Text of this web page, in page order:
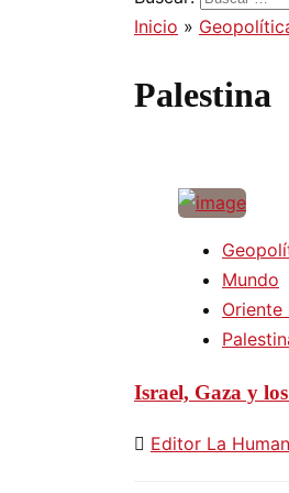
Inicio »
Palestina
Mundo
Oriente
Israel, Gaza y
Editor La